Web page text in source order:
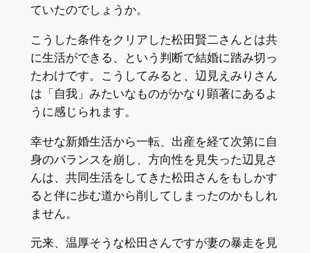
ていたのでしょうか。
こうした条件をクリアした松田賢二さんとは共
に生活ができる、という判断で結婚に踏み切っ
たわけです。こうしてみると、辺見えみりさん
は「自我」みたいなものがかなり顕著にあるよ
うに感じられます。
幸せな新婚生活から一転、出産を経て次第に自
身のバランスを崩し、方向性を見失った辺見さ
んは、共同生活をしてきた松田さんをもしかす
ると伴に歩む道から削してしまったのかもしれ
ません。
元来、温厚そうな松田さんですが妻の暴走を見